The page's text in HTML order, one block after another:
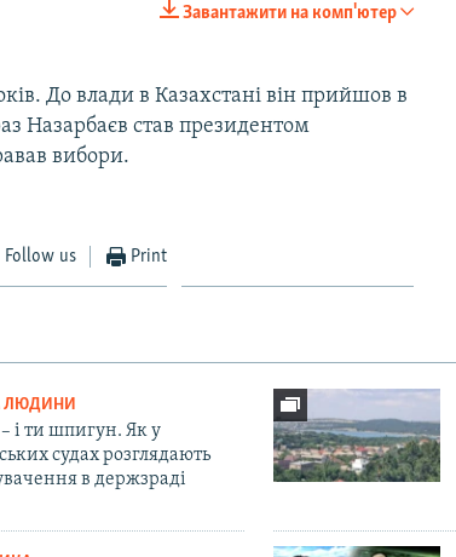
Завантажити на комп'ютер
До влади в Казахстані він прийшов в
Назарбаєв став президентом
вибори.
Follow us Print
ЛЮДИНИ
і ти шпигун. Як у
судах розглядають
в держзраді